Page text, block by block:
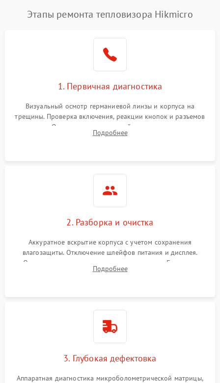
Этапы ремонта тепловизора Hikmicro
1. Первичная диагностика
Визуальный осмотр германиевой линзы и корпуса на
трещины. Проверка включения, реакции кнопок и разъемов
зарядки. Оценка вывода тепловой сигнатуры на экран,
проверка базовых функций и считывание системных
Подробнее
2. Разборка и очистка
Аккуратное вскрытие корпуса с учетом сохранения
влагозащиты. Отключение шлейфов питания и дисплея.
Очистка внутренних плат от окислов и пыли. Бережная
обработка германиевого объектива специализированными
Подробнее
3. Глубокая дефектовка
Аппаратная диагностика микроболометрической матрицы,